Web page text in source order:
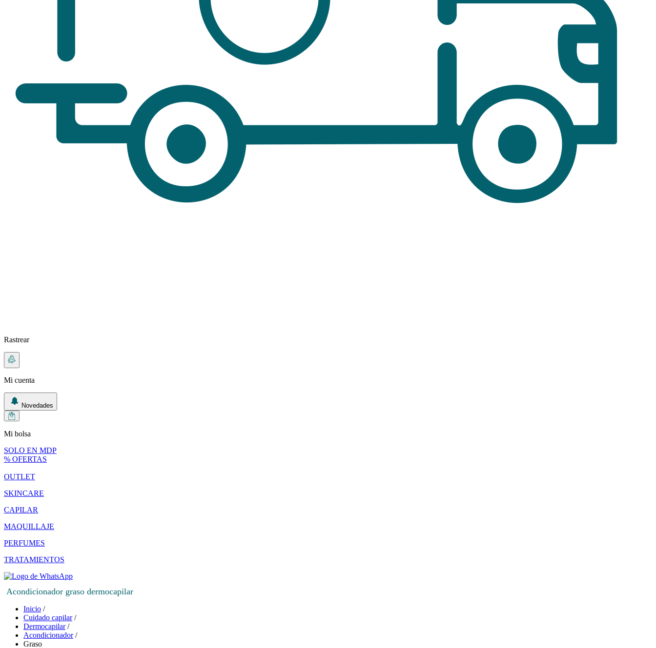
Rastrear
Mi cuenta
Novedades
Mi bolsa
SOLO EN MDP
% OFERTAS
OUTLET
SKINCARE
CAPILAR
MAQUILLAJE
PERFUMES
TRATAMIENTOS
Acondicionador graso dermocapilar
Inicio /
Cuidado capilar/
Dermocapilar/
Acondicionador/
Graso